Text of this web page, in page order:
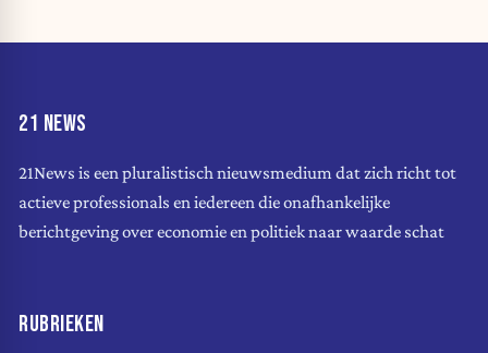
21 NEWS
21News is een pluralistisch nieuwsmedium dat zich richt tot
actieve professionals en iedereen die onafhankelijke
berichtgeving over economie en politiek naar waarde schat
RUBRIEKEN